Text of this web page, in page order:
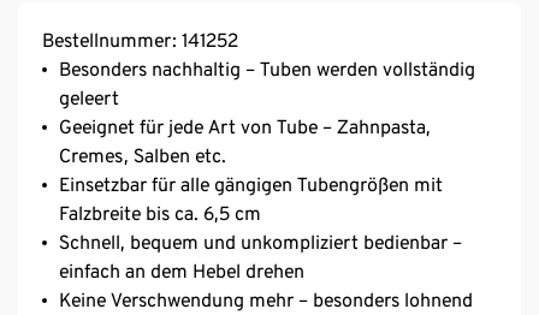
Bestellnummer: 141252
Besonders nachhaltig – Tuben werden vollständig
geleert
Geeignet für jede Art von Tube – Zahnpasta,
Cremes, Salben etc.
Einsetzbar für alle gängigen Tubengrößen mit
Falzbreite bis ca. 6,5 cm
Schnell, bequem und unkompliziert bedienbar –
einfach an dem Hebel drehen
Keine Verschwendung mehr – besonders lohnend